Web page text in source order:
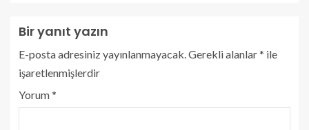
Bir yanıt yazın
E-posta adresiniz yayınlanmayacak. Gerekli alanlar* ile
işaretlenmişlerdir
Yorum*